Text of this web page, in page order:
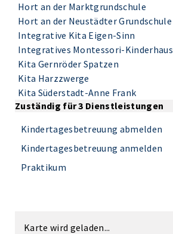
Hort an der Marktgrundschule
Hort an der Neustädter Grundschule
Integrative Kita Eigen-Sinn
Integratives Montessori-Kinderhaus
Kita Gernröder Spatzen
Kita Harzzwerge
Kita Süderstadt-Anne Frank
Zuständig für 3 Dienstleistungen
Kindertagesbetreuung abmelden
Kindertagesbetreuung anmelden
Praktikum
Karte wird geladen...